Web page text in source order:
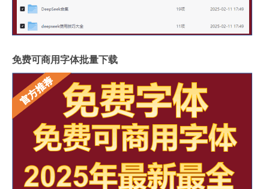
免费可商用字体批量下载